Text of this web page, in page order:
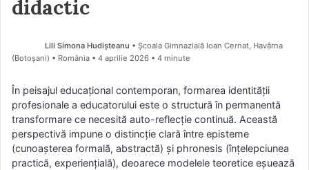
didactic
Lili Simona Hudișteanu • Școala Gimnazială Ioan Cernat, Havârna
(Botoşani) • România
4 aprilie 2026 • 4 minute
În peisajul educațional contemporan, formarea identității
profesionale a educatorului este o structură în permanentă
transformare ce necesită auto-reflecție continuă. Această
perspectivă impune o distincție clară între episteme
(cunoașterea formală, abstractă) și phronesis (înțelepciunea
practică, experiențială), deoarece modelele teoretice eșuează